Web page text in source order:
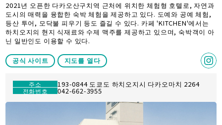
2021년 오픈한 다카오산구치역 근처에 위치한 체험형 호텔로, 자연과
도시의 매력을 융합한 숙박 체험을 제공하고 있다. 도예와 공예 체험,
등산 투어, 모닥불 피우기 등도 즐길 수 있다. 카페 'KITCHEN'에서는
하치오지의 현지 식재료와 수제 맥주를 제공하고 있으며, 숙박객이 아
닌 일반인도 이용할 수 있다.
공식 사이트 지도를 열다
주소 193-0844 도쿄도 하치오지시 다카오마치 2264
전화번호 042-662-3955